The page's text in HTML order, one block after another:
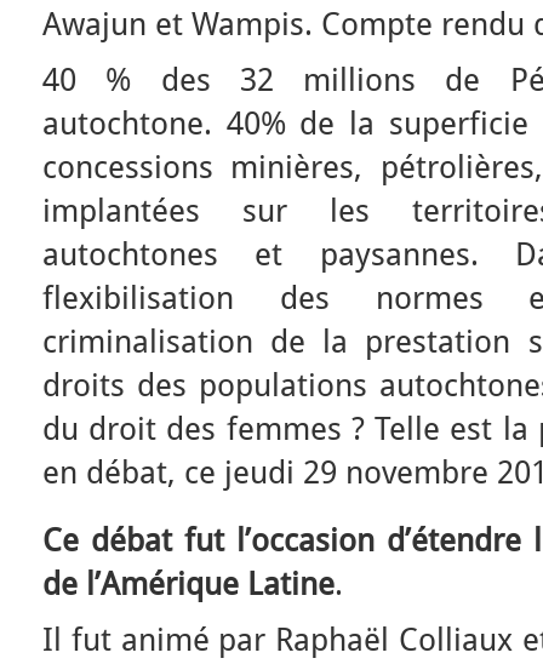
Awajun et Wampis. Compte rendu
40 % des 32 millions de
autochtone. 40% de la
concessions minières,
implantées sur les
autochtones et paysannes.
flexibilisation des normes
criminalisation de la prestation
droits des populations
du droit des femmes ? Telle est
en débat, ce jeudi 29 novembre
Ce débat fut l’occasion
de l’Amérique Latine.
Il fut animé par Raphaël Colliaux